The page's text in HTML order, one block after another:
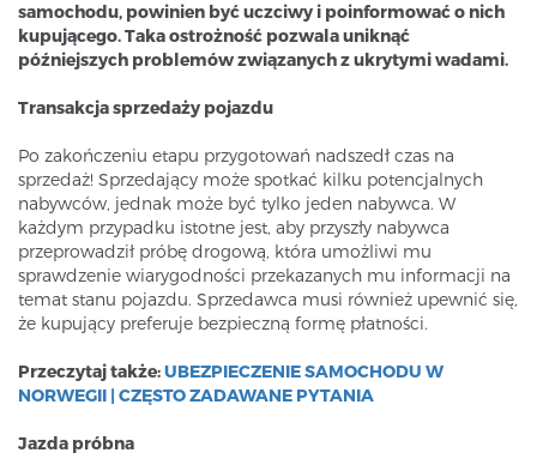
samochodu, powinien być uczciwy i poinformować o nich
kupującego. Taka ostrożność pozwala uniknąć
późniejszych problemów związanych z ukrytymi wadami.
Transakcja sprzedaży pojazdu
Po zakończeniu etapu przygotowań nadszedł czas na
sprzedaż! Sprzedający może spotkać kilku potencjalnych
nabywców, jednak może być tylko jeden nabywca. W
każdym przypadku istotne jest, aby przyszły nabywca
przeprowadził próbę drogową, która umożliwi mu
sprawdzenie wiarygodności przekazanych mu informacji na
temat stanu pojazdu. Sprzedawca musi również upewnić się,
że kupujący preferuje bezpieczną formę płatności.
Przeczytaj także:UBEZPIECZENIE SAMOCHODU W
NORWEGII | CZĘSTO ZADAWANE PYTANIA
Jazda próbna